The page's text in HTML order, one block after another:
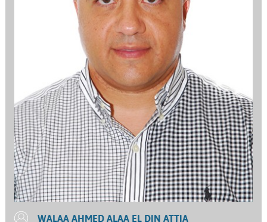
WALAA AHMED ALAA EL DIN ATTIA